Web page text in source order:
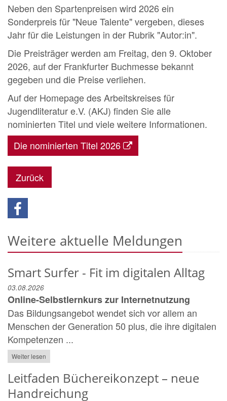
Neben den Spartenpreisen wird 2026 ein
Sonderpreis für "Neue Talente" vergeben, dieses
Jahr für die Leistungen in der Rubrik "Autor:in".
Die Preisträger werden am Freitag, den 9. Oktober
2026, auf der Frankfurter Buchmesse bekannt
gegeben und die Preise verliehen.
Auf der Homepage des Arbeitskreises für
Jugendliteratur e.V. (AKJ) finden Sie alle
nominierten Titel und viele weitere Informationen.
Die nominierten Titel 2026
Zurück
Weitere aktuelle Meldungen
Smart Surfer - Fit im digitalen Alltag
03.08.2026
Online-Selbstlernkurs zur Internetnutzung
Das Bildungsangebot wendet sich vor allem an
Menschen der Generation 50 plus, die ihre digitalen
Kompetenzen ...
Weiter lesen
Leitfaden Büchereikonzept – neue
Handreichung